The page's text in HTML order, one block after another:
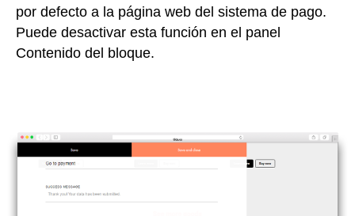
por defecto a la página web del sistema de pago.
Puede desactivar esta función en el panel
Contenido del bloque.